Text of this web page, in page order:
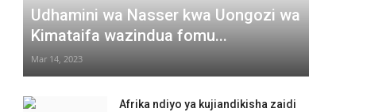
Udhamini wa Nasser kwa Uongozi wa
Kimataifa wazindua fomu...
Mar 14, 2023
Afrika ndiyo ya kujiandikisha zaidi